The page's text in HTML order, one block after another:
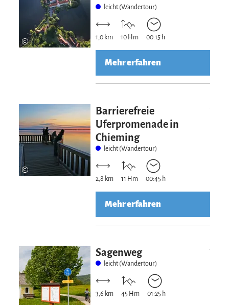
©
leicht (Wandertour)
1,0 km 10 Hm 00:15 h
Mehr erfahren
©
Barrierefreie
Uferpromenade in
Chieming
leicht (Wandertour)
2,8 km 11 Hm 00:45 h
Mehr erfahren
Sagenweg
leicht (Wandertour)
3,6 km 45 Hm 01:25 h